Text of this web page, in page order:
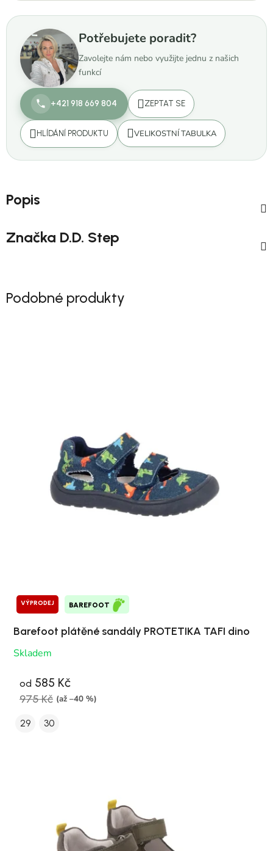
Potřebujete poradit?
Zavolejte nám nebo využijte jednu z našich
funkcí
+421 918 669 804 ZEPTAT SE
HLÍDÁNÍ PRODUKTU VELIKOSTNÍ TABULKA
Popis
Značka D.D. Step
Podobné produkty
VÝPRODEJ BAREFOOT
Barefoot plátěné sandály PROTETIKA TAFI dino
Skladem
od 585 Kč
975 Kč (až –40 %)
29 30